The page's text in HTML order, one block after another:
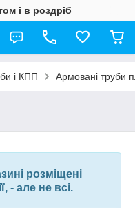
і в роздріб
і КПП Армовані труби
розміщені
- але не всі.